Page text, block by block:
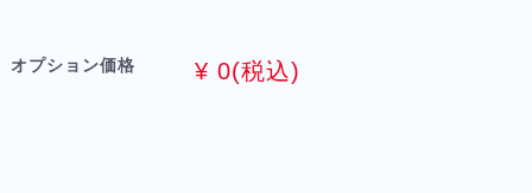
オプション価格 ¥ 0(税込)